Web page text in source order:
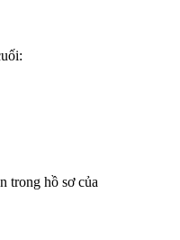
trong hồ sơ của